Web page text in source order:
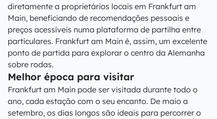
diretamente a proprietários locais em Frankfurt am
Main, beneficiando de recomendações pessoais e
preços acessíveis numa plataforma de partilha entre
particulares. Frankfurt am Main é, assim, um excelente
ponto de partida para explorar o centro da Alemanha
sobre rodas.
Melhor época para visitar
Frankfurt am Main pode ser visitada durante todo o
ano, cada estação com o seu encanto. De maio a
setembro, os dias longos são ideais para percorrer o